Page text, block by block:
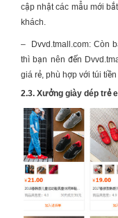
cập nhật các mẫu mới
khách.
–
Dvvd.tmall.com: Còn
thì bạn nên đến
giá rẻ, phù hợp với túi
2.3. Xưởng giày dép trẻ